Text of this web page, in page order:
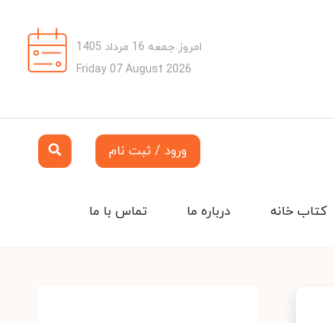
امروز جمعه 16 مرداد 1405
Friday 07 August 2026
ورود / ثبت نام
تماس با ما درباره ما کتاب خانه